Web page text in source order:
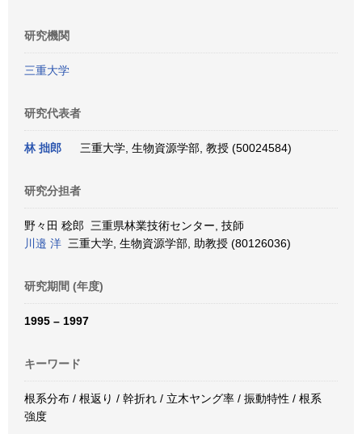
研究機関
三重大学
研究代表者
林 拙郎 三重大学, 生物資源学部, 教授 (50024584)
研究分担者
野々田 稔郎 三重県林業技術センター, 技師
川邉 洋 三重大学, 生物資源学部, 助教授 (80126036)
研究期間 (年度)
1995 – 1997
キーワード
根系分布 / 根返り / 幹折れ / 立木ヤング率 / 振動特性 / 根系
強度